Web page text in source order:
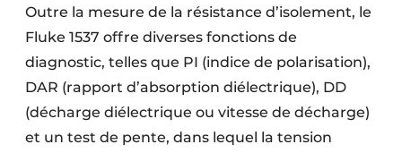
Outre la mesure de la résistance d’isolement, le
Fluke 1537 offre diverses fonctions de
diagnostic, telles que PI (indice de polarisation),
DAR (rapport d’absorption diélectrique), DD
(décharge diélectrique ou vitesse de décharge)
et un test de pente, dans lequel la tension